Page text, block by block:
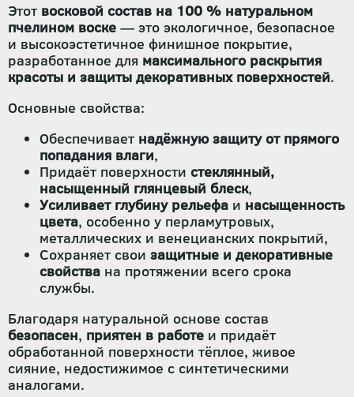
Этот восковой состав на 100 % натуральном
пчелином воске — это экологичное, безопасное
и высокоэстетичное финишное покрытие,
разработанное для максимального раскрытия
красоты и защиты декоративных поверхностей.
Основные свойства:
Обеспечивает надёжную защиту от прямого
попадания влаги,
Придаёт поверхности стеклянный,
насыщенный глянцевый блеск,
Усиливает глубину рельефа и насыщенность
цвета, особенно у перламутровых,
металлических и венецианских покрытий,
Сохраняет свои защитные и декоративные
свойства на протяжении всего срока
службы.
Благодаря натуральной основе состав
безопасен, приятен в работе и придаёт
обработанной поверхности тёплое, живое
сияние, недостижимое с синтетическими
аналогами.